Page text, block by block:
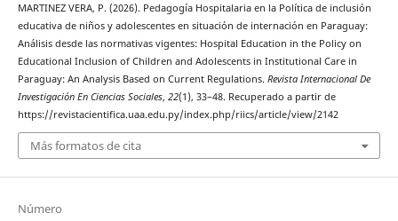
MARTINEZ VERA, P. (2026). Pedagogía Hospitalaria en la Política de inclusión
educativa de niños y adolescentes en situación de internación en Paraguay:
Análisis desde las normativas vigentes: Hospital Education in the Policy on
Educational Inclusion of Children and Adolescents in Institutional Care in
Paraguay: An Analysis Based on Current Regulations. Revista Internacional De
Investigación En Ciencias Sociales, 22(1), 33–48. Recuperado a partir de
https://revistacientifica.uaa.edu.py/index.php/riics/article/view/2142
Más formatos de cita
Número